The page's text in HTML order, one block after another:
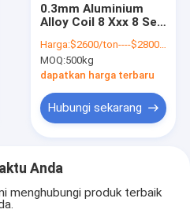
0.3mm Aluminium
Alloy Coil 8 Xxx 8 Seri
Harga:$2600/ton----$2800/ton
MOQ:500kg
dapatkan harga terbaru
Hubungi sekarang
Anda
menghubungi produk terbaik